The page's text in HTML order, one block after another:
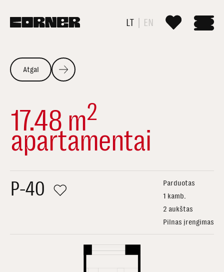
LT EN
Atgal
17.48 m2
apartamentai
P-40
Parduotas
1 kamb.
2 aukštas
Pilnas įrengimas